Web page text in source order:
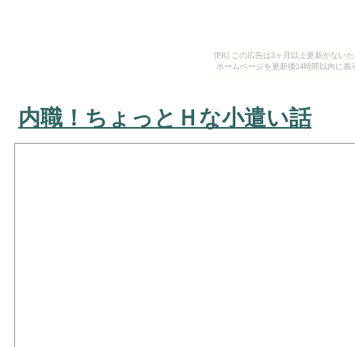
[PR] この広告は3ヶ月以上更新がない
ホームページを更新後24時間以内に表
内職！ちょっとＨな小遣い話